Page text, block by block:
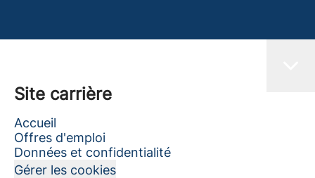
Site carrière
Accueil
Offres d'emploi
Données et confidentialité
Gérer les cookies